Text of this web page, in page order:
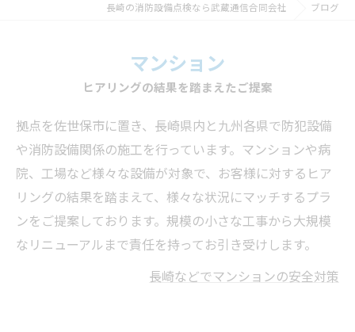
長崎の消防設備点検なら武蔵通信合同会社 ブログ
マンション
ヒアリングの結果を踏まえたご提案
拠点を佐世保市に置き、長崎県内と九州各県で防犯設備
や消防設備関係の施工を行っています。マンションや病
院、工場など様々な設備が対象で、お客様に対するヒア
リングの結果を踏まえて、様々な状況にマッチするプラ
ンをご提案しております。規模の小さな工事から大規模
なリニューアルまで責任を持ってお引き受けします。
長崎などでマンションの安全対策